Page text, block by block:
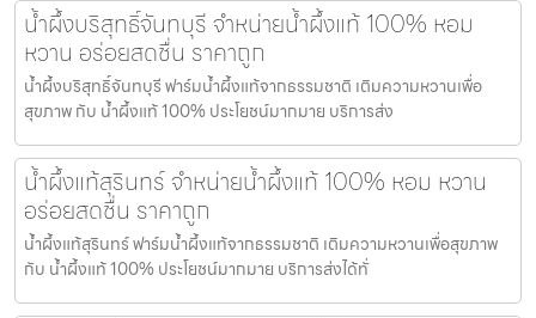
น้ำผึ้งบริสุทธิ์จันทบุรี จำหน่ายน้ำผึ้งแท้ 100% หอม
หวาน อร่อยสดชื่น ราคาถูก
น้ำผึ้งบริสุทธิ์จันทบุรี ฟาร์มน้ำผึ้งแท้จากธรรมชาติ เติมความหวานเพื่อ
สุขภาพ กับ น้ำผึ้งแท้ 100% ประโยชน์มากมาย บริการส่ง
น้ำผึ้งแท้สุรินทร์ จำหน่ายน้ำผึ้งแท้ 100% หอม หวาน
อร่อยสดชื่น ราคาถูก
น้ำผึ้งแท้สุรินทร์ ฟาร์มน้ำผึ้งแท้จากธรรมชาติ เติมความหวานเพื่อสุขภาพ
กับ น้ำผึ้งแท้ 100% ประโยชน์มากมาย บริการส่งได้ทั่